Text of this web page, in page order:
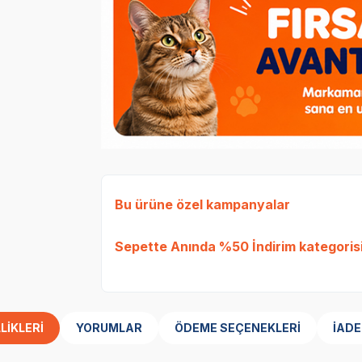
Bu ürüne özel kampanyalar
Sepette Anında %50 İndirim
YORUMLAR ÖDEME SEÇENEKLERI